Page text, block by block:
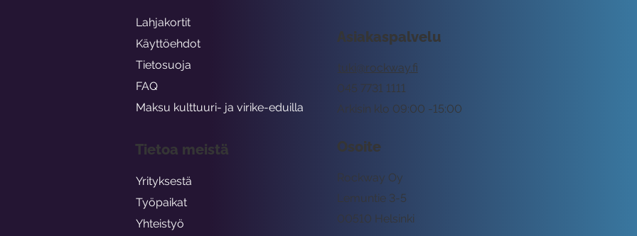
Asiakaspalvelu
tuki@rockway.fi
Arkisin klo 09:00 -15:00
045 7731 1111
Osoite
Rockway Oy
Lemuntie 3-5
00510 Helsinki
Lahjakortit
Käyttöehdot
Tietosuoja
FAQ
Maksu kulttuuri- ja virike-eduilla
Tietoa meistä
Yrityksestä
Työpaikat
Yhteistyö